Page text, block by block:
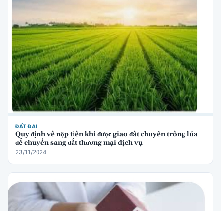
ĐẤT ĐAI
Quy định về nộp tiền khi được giao đất chuyên trồng lúa
để chuyển sang đất thương mại dịch vụ
23/11/2024